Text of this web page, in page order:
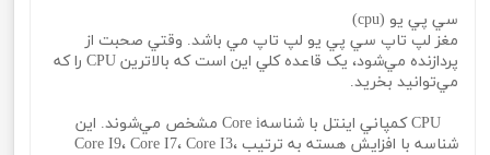
سي پي يو (cpu)
مغز لپ تاپ سي پي يو لپ تاپ مي باشد. وقتي صحبت از
پردازنده مي‌شود، يک قاعده کلي اين است که بالاترين CPU را که
مي‌توانيد بخريد.
CPU کمپاني اينتل با شناسهCore i مشخص مي‌شوند. اين
شناسه با افزايش هسته به ترتيب Core I9، Core I7، Core I3،